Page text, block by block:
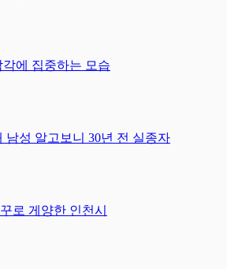
에 집중하는 모습
남성 알고보니 30년 전 실종자
로 게양한 인천시